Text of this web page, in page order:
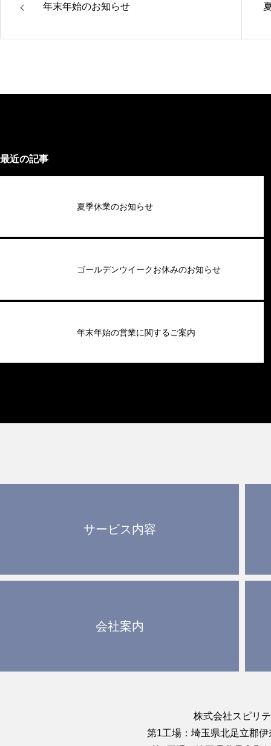
年末年始のお知らせ
最近の記事
夏季休業のお知らせ
ゴールデンウイークお休みのお知らせ
年末年始の営業に関するご案内
サービス内容
会社案内
株式会社スピリ
第1工場：埼玉県北足立郡